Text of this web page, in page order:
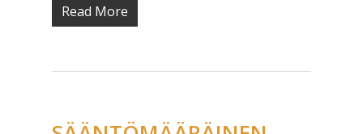
Read More